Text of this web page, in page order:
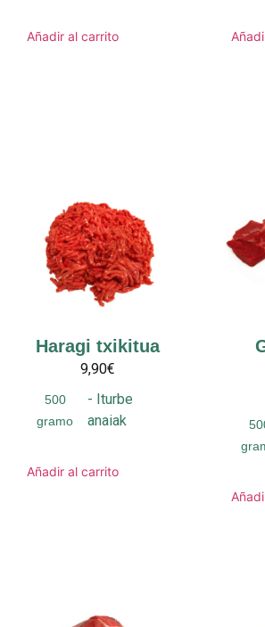
Añadir al carrito
Haragi txikitua
9,90€
500
gramo
- Iturbe
anaiak
Añadir al carrito